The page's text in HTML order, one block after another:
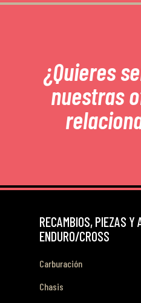
¿Quieres
nuestras
RECAMBIOS, PIEZAS Y
ENDURO/CROSS
Carburación
Chasis